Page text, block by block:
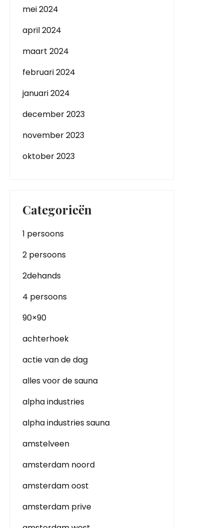
mei 2024
april 2024
maart 2024
februari 2024
januari 2024
december 2023
november 2023
oktober 2023
Categorieën
1 persoons
2 persoons
2dehands
4 persoons
90×90
achterhoek
actie van de dag
alles voor de sauna
alpha industries
alpha industries sauna
amstelveen
amsterdam noord
amsterdam oost
amsterdam prive